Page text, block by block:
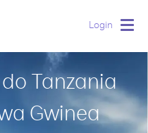
Login
Tanzania
Gwinea